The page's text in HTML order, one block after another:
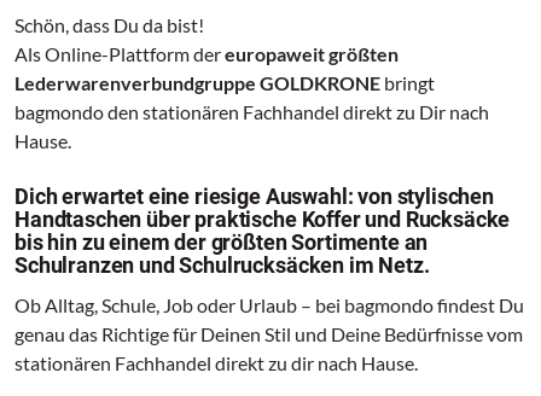
Schön, dass Du da bist!
Als Online-Plattform dereuropaweit größten
Lederwarenverbundgruppe GOLDKRONE bringt
bagmondo den stationären Fachhandel direkt zu Dir nach
Hause.
Dich erwartet eine riesige Auswahl: von stylischen
Handtaschen über praktische Koffer und Rucksäcke
bis hin zu einem der größten Sortimente an
Schulranzen und Schulrucksäcken im Netz.
Ob Alltag, Schule, Job oder Urlaub – bei bagmondo findest Du
genau das Richtige für Deinen Stil und Deine Bedürfnisse vom
stationären Fachhandel direkt zu dir nach Hause.